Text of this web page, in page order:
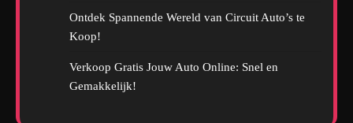
Ontdek Spannende Wereld van Circuit Auto’s te
Koop!
Verkoop Gratis Jouw Auto Online: Snel en
Gemakkelijk!